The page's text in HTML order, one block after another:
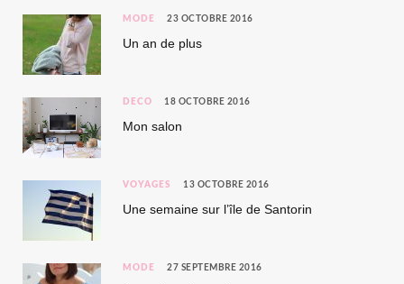
MODE 23 OCTOBRE 2016
Un an de plus
DÉCO 18 OCTOBRE 2016
Mon salon
VOYAGES 13 OCTOBRE 2016
Une semaine sur l’île de Santorin
MODE 27 SEPTEMBRE 2016